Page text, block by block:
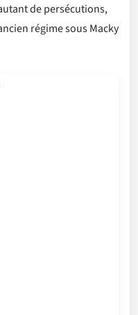
de persécutions,
régime sous Macky